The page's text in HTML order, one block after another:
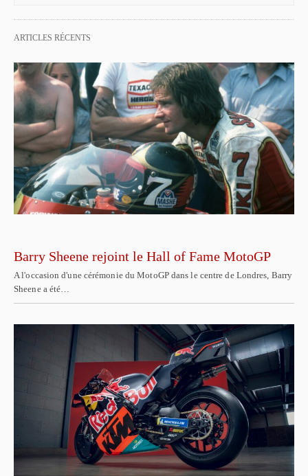
ARTICLES RÉCENTS
Barry Sheene rejoint le Hall of Fame MotoGP
A l'occasion d'une cérémonie du MotoGP dans le centre de Londres, Barry
Sheene a été…